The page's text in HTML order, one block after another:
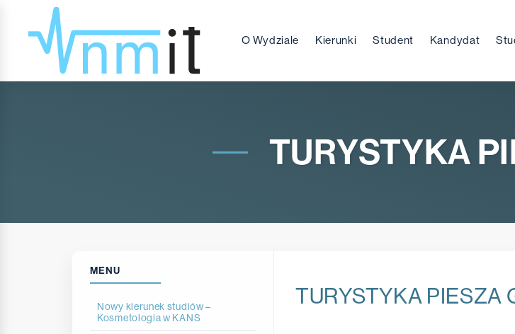
O Wydziale Kierunki Student Kandydat
TURYSTYKA
MENU
Nowy kierunek studiów –
Kosmetologia w KANS
TURYSTYKA PIESZA